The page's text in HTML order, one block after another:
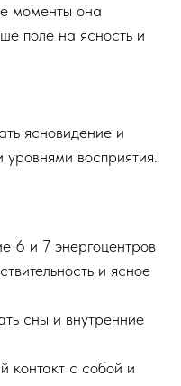
моменты она
поле на ясность и
ясновидение и
восприятия.
6 и 7 энергоцентров
и ясное
сны и внутренние
контакт с собой и